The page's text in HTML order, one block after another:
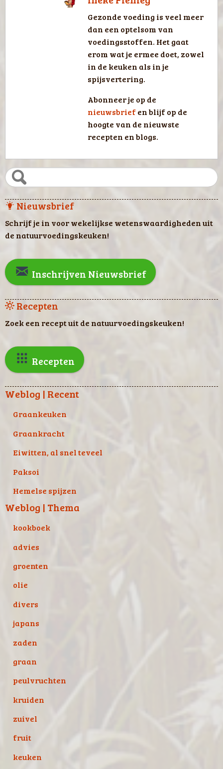
Gezonde voeding is veel meer
dan een optelsom van
voedingsstoffen. Het gaat
erom wat je ermee doet, zowel
in de keuken als in je
spijsvertering.
Abonneer je op de
nieuwsbriefen blijf op de
hoogte van de nieuwste
recepten en blogs.
Nieuwsbrief
Schrijf je in voor wekelijkse wetenswaardigheden uit
de natuurvoedingskeuken!
Inschrijven Nieuwsbrief
Recepten
Zoek een recept uit de natuurvoedingskeuken!
Recepten
Weblog | Recent
Graankeuken
Graankracht
Eiwitten, al snel teveel
Paksoi
Hemelse spijzen
Weblog | Thema
kookboek
advies
groenten
olie
divers
japans
zaden
graan
peulvruchten
kruiden
zuivel
fruit
keuken